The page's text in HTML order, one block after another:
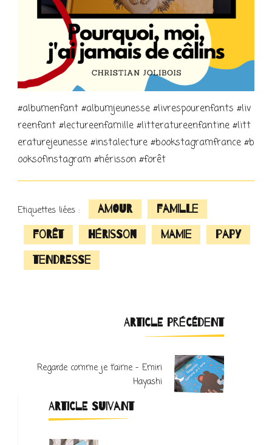
#albumenfant #albumjeunesse #livrespourenfants #liv
reenfant #lectureenfamille #litteratureenfantine #litt
eraturejeunesse #instalecture #bookstagramfrance #b
ooksofinstagram #hérisson #forêt
Etiquettes liées : amour
famille
forêt
hérisson mamie
papy
tendresse
Navigation
d'article
ARTICLE PRÉCÉDENT
Regarde comme je t’aime – Emiri
Hayashi
ARTICLE SUIVANT